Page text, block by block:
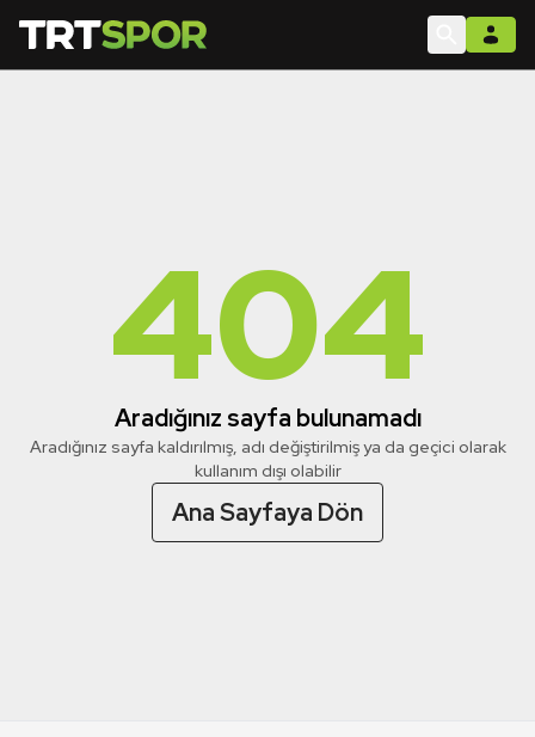
404
Aradığınız sayfa bulunamadı
Aradığınız sayfa kaldırılmış, adı değiştirilmiş ya da geçici olarak
kullanım dışı olabilir
Ana Sayfaya Dön